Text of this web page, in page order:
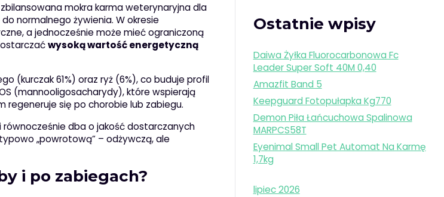
mokra karma weterynaryjna dla
normalnego żywienia. W okresie
a jednocześnie może mieć ograniczoną
wysoką wartość energetyczną
(kurczak 61%) oraz ryż (6%), co buduje profil
(mannooligosacharydy), które wspierają
się po chorobie lub zabiegu.
dba o jakość dostarczanych
„powrotową” – odżywczą, ale
i po zabiegach?
Ostatnie wpisy
Daiwa Żyłka Fluorocarbonowa Fc
Leader Super Soft 40M 0,40
Amazfit Band 5
Keepguard Fotopułapka Kg770
Demon Piła Łańcuchowa Spalinowa
MARPCS58T
Eyenimal Small Pet Automat Na Karmę
1,7kg
lipiec 2026